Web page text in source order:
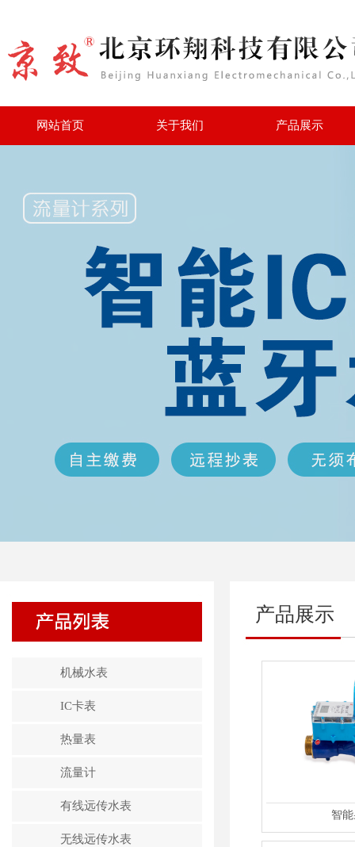
网站首页 关于我们 产品展示
机械水表
IC卡表
热量表
流量计
有线远传水表
无线远传水表
产品展示
智